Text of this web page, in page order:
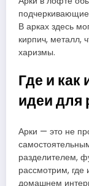
подчеркивающие
В арках здесь
кирпич, металл,
харизмы.
Где и как
идеи для
Арки — это не
разделителем,
рассмотрим, где
домашнем